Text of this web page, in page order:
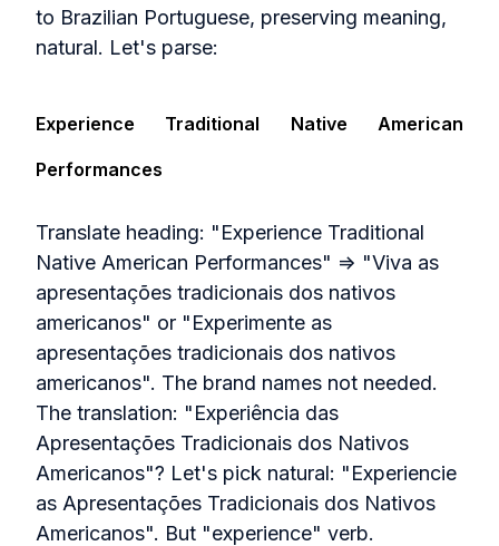
to Brazilian Portuguese, preserving meaning,
natural. Let's parse:
Experience Traditional Native American
Performances
Translate heading: "Experience Traditional
Native American Performances" => "Viva as
apresentações tradicionais dos nativos
americanos" or "Experimente as
apresentações tradicionais dos nativos
americanos". The brand names not needed.
The translation: "Experiência das
Apresentações Tradicionais dos Nativos
Americanos"? Let's pick natural: "Experiencie
as Apresentações Tradicionais dos Nativos
Americanos". But "experience" verb.